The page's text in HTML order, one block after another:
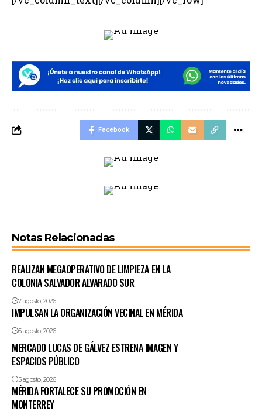
Facebook
Notas Relacionadas
REALIZAN MEGAOPERATIVO DE LIMPIEZA EN LA
COLONIA SALVADOR ALVARADO SUR
7 agosto, 2026
IMPULSAN LA ORGANIZACIÓN VECINAL EN MÉRIDA
6 agosto, 2026
MERCADO LUCAS DE GÁLVEZ ESTRENA IMAGEN Y
ESPACIOS PÚBLICO
5 agosto, 2026
MÉRIDA FORTALECE SU PROMOCIÓN EN
MONTERREY